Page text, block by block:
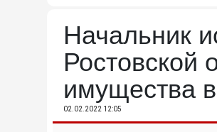
Начальник
Ростовской
имущества
02.02.2022 12:05